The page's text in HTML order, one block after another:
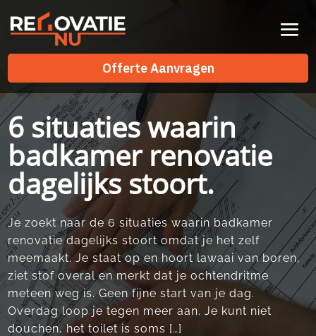
Offerte Aanvragen
Offerte Aanvragen
6 situaties waarin
badkamer renovatie
dagelijks stoort.
Je zoekt naar de 6 situaties waarin badkamer
renovatie dagelijks stoort omdat je het zelf
meemaakt.​ Je staat op en hoort lawaai van boren,
ziet stof overal en merkt dat je ochtendritme
meteen weg is.​ Geen fijne start van je dag.​
Overdag loop je tegen meer aan.​ Je kunt niet
douchen, het toilet is soms […]